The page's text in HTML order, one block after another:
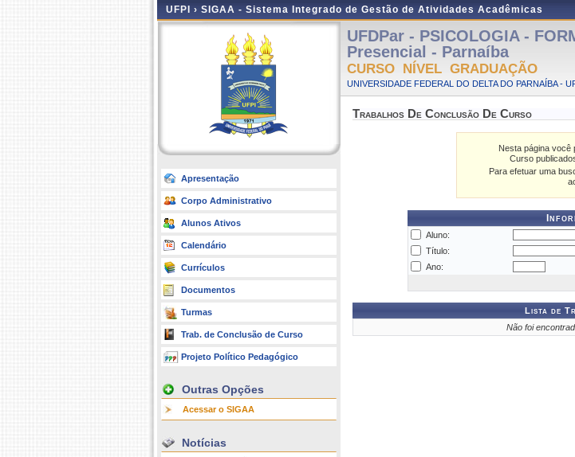
UFPI › SIGAA - Sistema Integrado de Gestão de Atividades Acadêmicas
Apresentação
Corpo Administrativo
Alunos Ativos
Calendário
Currículos
Documentos
Turmas
Trab. de Conclusão de Curso
Projeto Político Pedagógico
Outras Opções
Acessar o SIGAA
Notícias
UFDPar - PSICOLOGIA -
Presencial - Parnaíba
CURSO NÍVEL GRADUAÇÃO
UNIVERSIDADE FEDERAL DO DELTA DO PARNAÍBA -
Trabalhos De Conclusão De Curso
Nesta página você
Curso
Para efetuar uma
Aluno:
Título:
Ano:
Lista de
Não foi